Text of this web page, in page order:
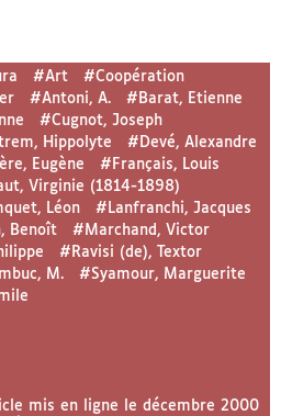
#Art
#Coopération
#Antoni, A.
#Barat, Etienne
#Cugnot, Joseph
Hippolyte
#Devé, Alexandre
Eugène
#Français, Louis
Virginie (1814-1898)
Léon
#Lanfranchi, Jacques
Benoît
#Marchand, Victor
#Ravisi (de), Textor
M.
#Syamour, Marguerite
mis en ligne le décembre 2000